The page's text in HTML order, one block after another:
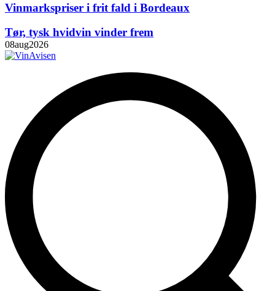
Vinmarkspriser i frit fald i Bordeaux
Tør, tysk hvidvin vinder frem
08aug2026